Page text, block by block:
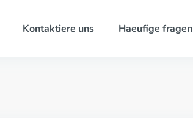
Kontaktiere uns Haeufige fragen